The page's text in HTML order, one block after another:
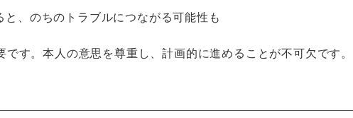
と、のちのトラブルにつながる可能性も
す。本人の意思を尊重し、計画的に進めることが不可欠です。